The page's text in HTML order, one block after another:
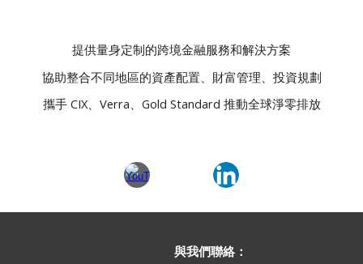
提供量身定制的跨境金融服務和解決方案
協助整合不同地區的資產配置、財富管理、投資規劃
攜手 CIX、 Verra Gold Standard 推動全球淨零排放
與我們聯絡：